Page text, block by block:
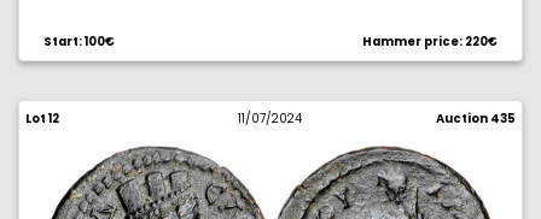
/ V
, a derecha los Dióscuros,
debajoME, todo en corona de olivo. 16,31 g. MBC-.
Start: 100€ Hammer price: 220€
Lot 12 11/07/2024 Auction 435